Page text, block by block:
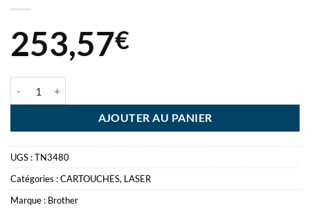
253,57€
AJOUTER AU PANIER
UGS :TN3480
Catégories :CARTOUCHES, LASER
Marque : Brother